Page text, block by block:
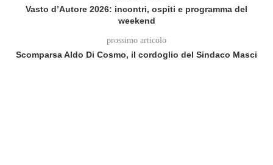
Vasto d’Autore 2026: incontri, ospiti e programma del
weekend
prossimo articolo
Scomparsa Aldo Di Cosmo, il cordoglio del Sindaco Masci